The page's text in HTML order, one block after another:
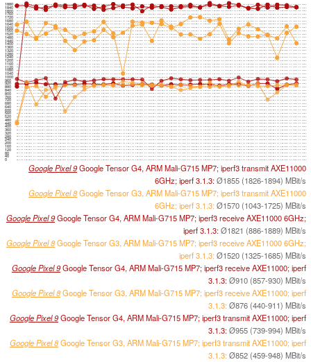
0
40
80
120
160
200
240
280
320
360
400
440
480
520
560
600
640
680
720
760
800
840
880
920
960
1000
1040
1080
1120
1160
1200
1240
1280
1320
1360
1400
1440
1480
1520
1560
1600
1640
1680
1720
1760
1800
1840
1880
Google Pixel 9Google Tensor G4, ARM Mali-G715 MP7; iperf3 transmit AXE11000
6GHz; iperf 3.1.3:Ø1855 (1826-1894) MBit/s
Google Pixel 8Google Tensor G3, ARM Mali-G715 MP7; iperf3 transmit AXE11000
6GHz; iperf 3.1.3:Ø1570 (1043-1725) MBit/s
Google Pixel 9Google Tensor G4, ARM Mali-G715 MP7; iperf3 receive AXE11000 6GHz;
iperf 3.1.3:Ø1821 (886-1889) MBit/s
Google Pixel 8Google Tensor G3, ARM Mali-G715 MP7; iperf3 receive AXE11000 6GHz;
iperf 3.1.3:Ø1520 (1325-1685) MBit/s
Google Pixel 9Google Tensor G4, ARM Mali-G715 MP7; iperf3 receive AXE11000; iperf
3.1.3:Ø910 (857-930) MBit/s
Google Pixel 8Google Tensor G3, ARM Mali-G715 MP7; iperf3 receive AXE11000; iperf
3.1.3:Ø876 (440-911) MBit/s
Google Pixel 9Google Tensor G4, ARM Mali-G715 MP7; iperf3 transmit AXE11000; iperf
3.1.3:Ø955 (739-994) MBit/s
Google Pixel 8Google Tensor G3, ARM Mali-G715 MP7; iperf3 transmit AXE11000; iperf
3.1.3:Ø852 (459-948) MBit/s